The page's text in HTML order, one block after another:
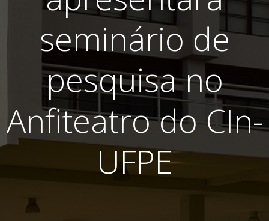
seminário de
pesquisa no
Anfiteatro do CIn-
UFPE